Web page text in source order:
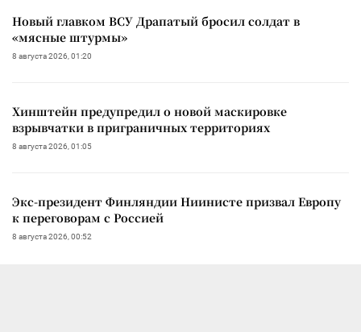
Новый главком ВСУ Драпатый бросил солдат в
«мясные штурмы»
8 августа 2026, 01:20
Хинштейн предупредил о новой маскировке
взрывчатки в приграничных территориях
8 августа 2026, 01:05
Экс-президент Финляндии Ниинисте призвал Европу
к переговорам с Россией
8 августа 2026, 00:52